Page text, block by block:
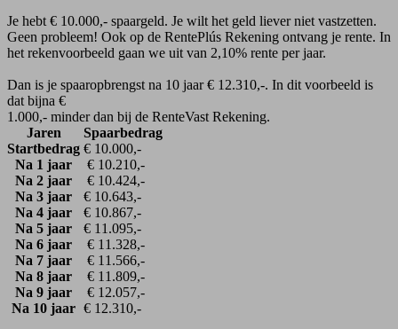
Je hebt € 10.000,- spaargeld. Je wilt het geld liever niet vastzetten.
Geen probleem! Ook op de RentePlús Rekening ontvang je rente. In
het rekenvoorbeeld gaan we uit van 2,10% rente per jaar.
Dan is je spaaropbrengst na 10 jaar € 12.310,-. In dit voorbeeld is
dat bijna €
1.000,- minder dan bij de RenteVast Rekening.
Jaren
Spaarbedrag
Startbedrag € 10.000,-
Na 1 jaar
€ 10.210,-
Na 2 jaar
€ 10.424,-
Na 3 jaar
€ 10.643,-
Na 4 jaar
€ 10.867,-
Na 5 jaar
€ 11.095,-
Na 6 jaar
€ 11.328,-
Na 7 jaar
€ 11.566,-
Na 8 jaar
€ 11.809,-
Na 9 jaar
€ 12.057,-
Na 10 jaar € 12.310,-